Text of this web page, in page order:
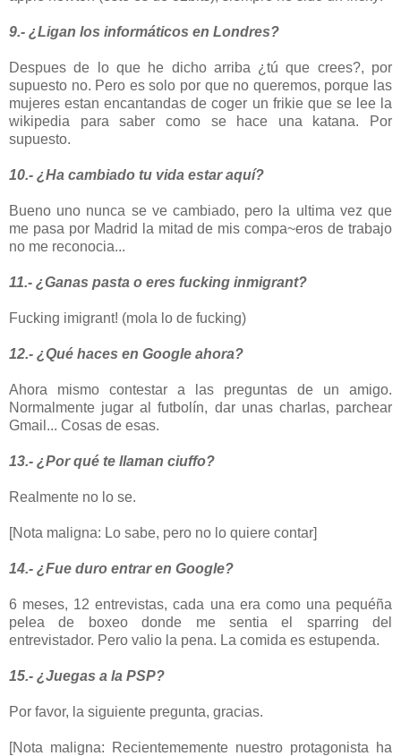
9.- ¿Ligan los informáticos en Londres?
Despues de lo que he dicho arriba ¿tú que crees?, por
supuesto no. Pero es solo por que no queremos, porque las
mujeres estan encantandas de coger un frikie que se lee la
wikipedia para saber como se hace una katana. Por
supuesto.
10.- ¿Ha cambiado tu vida estar aquí?
Bueno uno nunca se ve cambiado, pero la ultima vez que
me pasa por Madrid la mitad de mis compa~eros de trabajo
no me reconocia...
11.- ¿Ganas pasta o eres fucking inmigrant?
Fucking imigrant! (mola lo de fucking)
12.- ¿Qué haces en Google ahora?
Ahora mismo contestar a las preguntas de un amigo.
Normalmente jugar al futbolín, dar unas charlas, parchear
Gmail... Cosas de esas.
13.- ¿Por qué te llaman ciuffo?
Realmente no lo se.
[Nota maligna: Lo sabe, pero no lo quiere contar]
14.- ¿Fue duro entrar en Google?
6 meses, 12 entrevistas, cada una era como una pequéña
pelea de boxeo donde me sentia el sparring del
entrevistador. Pero valio la pena. La comida es estupenda.
15.- ¿Juegas a la PSP?
Por favor, la siguiente pregunta, gracias.
[Nota maligna: Recientememente nuestro protagonista ha